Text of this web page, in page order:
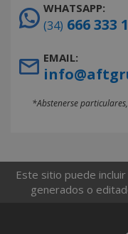
WHATSAPP:
(34) 666 333
EMAIL:
*Abstenerse
Este sitio puede
generados o